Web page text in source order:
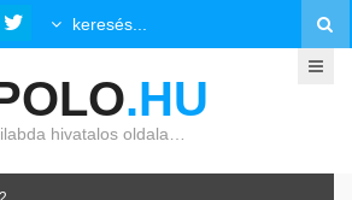
.HU
hivatalos oldala…